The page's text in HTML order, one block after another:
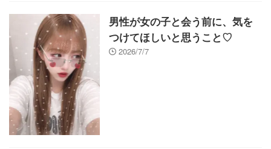
男性が女の子と会う前に、気を
つけてほしいと思うこと♡
2026/7/7